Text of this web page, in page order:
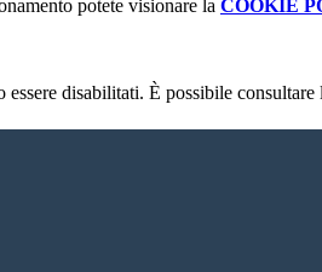
potete visionare la COOKIE
disabilitati. È possibile